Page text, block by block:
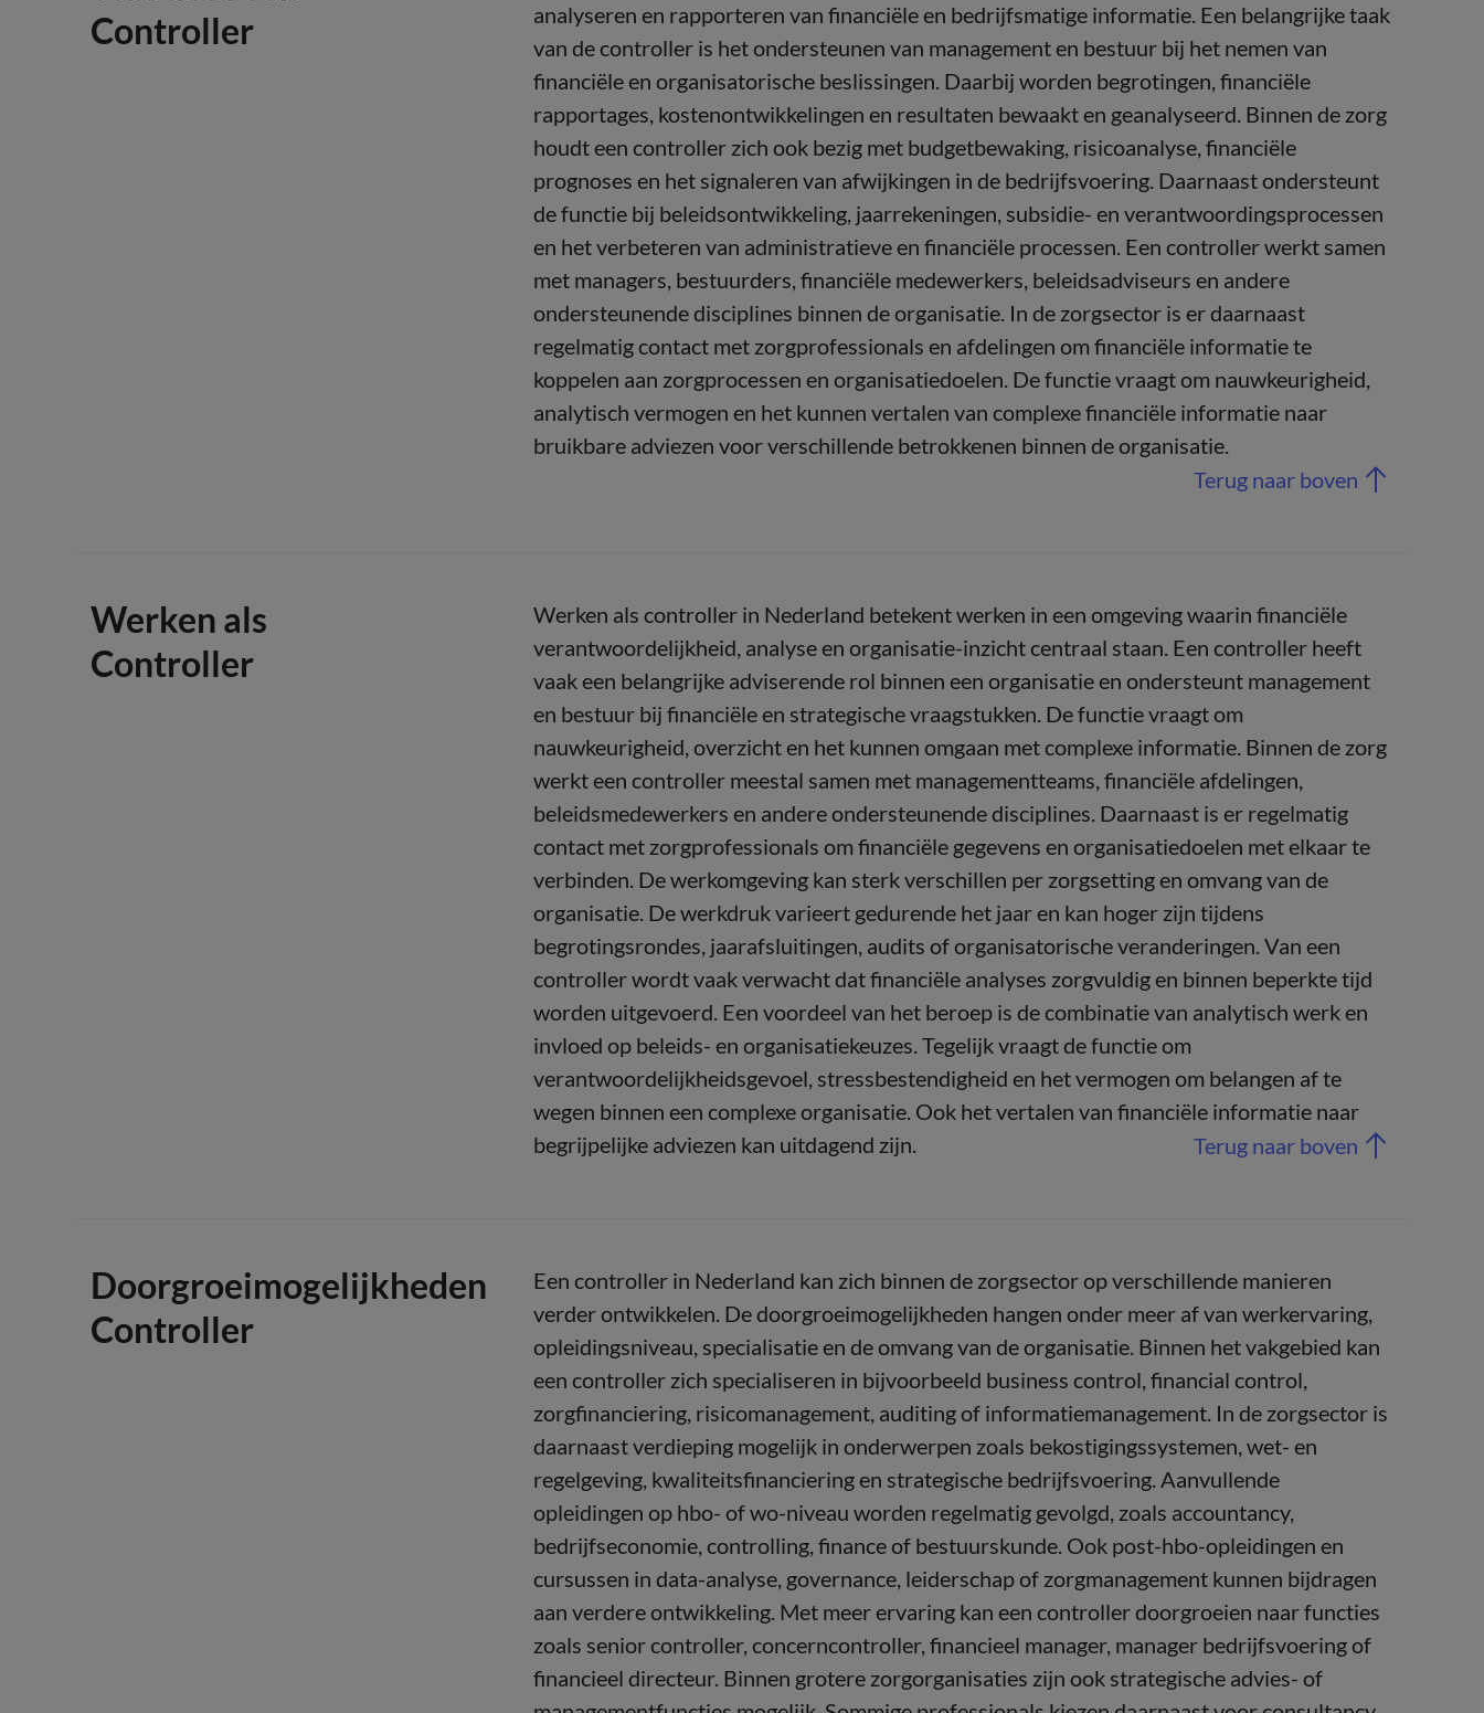
Controller
analyseren en rapporteren van financiële en bedrijfsmatige informatie. Een belangrijke taak
van de controller is het ondersteunen van management en bestuur bij het nemen van
financiële en organisatorische beslissingen. Daarbij worden begrotingen, financiële
rapportages, kostenontwikkelingen en resultaten bewaakt en geanalyseerd. Binnen de zorg
houdt een controller zich ook bezig met budgetbewaking, risicoanalyse, financiële
prognoses en het signaleren van afwijkingen in de bedrijfsvoering. Daarnaast ondersteunt
de functie bij beleidsontwikkeling, jaarrekeningen, subsidie- en verantwoordingsprocessen
en het verbeteren van administratieve en financiële processen. Een controller werkt samen
met managers, bestuurders, financiële medewerkers, beleidsadviseurs en andere
ondersteunende disciplines binnen de organisatie. In de zorgsector is er daarnaast
regelmatig contact met zorgprofessionals en afdelingen om financiële informatie te
koppelen aan zorgprocessen en organisatiedoelen. De functie vraagt om nauwkeurigheid,
analytisch vermogen en het kunnen vertalen van complexe financiële informatie naar
bruikbare adviezen voor verschillende betrokkenen binnen de organisatie.
Terug naar boven
Werken als
Controller
Werken als controller in Nederland betekent werken in een omgeving waarin financiële
verantwoordelijkheid, analyse en organisatie-inzicht centraal staan. Een controller heeft
vaak een belangrijke adviserende rol binnen een organisatie en ondersteunt management
en bestuur bij financiële en strategische vraagstukken. De functie vraagt om
nauwkeurigheid, overzicht en het kunnen omgaan met complexe informatie. Binnen de zorg
werkt een controller meestal samen met managementteams, financiële afdelingen,
beleidsmedewerkers en andere ondersteunende disciplines. Daarnaast is er regelmatig
contact met zorgprofessionals om financiële gegevens en organisatiedoelen met elkaar te
verbinden. De werkomgeving kan sterk verschillen per zorgsetting en omvang van de
organisatie. De werkdruk varieert gedurende het jaar en kan hoger zijn tijdens
begrotingsrondes, jaarafsluitingen, audits of organisatorische veranderingen. Van een
controller wordt vaak verwacht dat financiële analyses zorgvuldig en binnen beperkte tijd
worden uitgevoerd. Een voordeel van het beroep is de combinatie van analytisch werk en
invloed op beleids- en organisatiekeuzes. Tegelijk vraagt de functie om
verantwoordelijkheidsgevoel, stressbestendigheid en het vermogen om belangen af te
wegen binnen een complexe organisatie. Ook het vertalen van financiële informatie naar
begrijpelijke adviezen kan uitdagend zijn.
Terug naar boven
Doorgroeimogelijkheden
Controller
Een controller in Nederland kan zich binnen de zorgsector op verschillende manieren
verder ontwikkelen. De doorgroeimogelijkheden hangen onder meer af van werkervaring,
opleidingsniveau, specialisatie en de omvang van de organisatie. Binnen het vakgebied kan
een controller zich specialiseren in bijvoorbeeld business control, financial control,
zorgfinanciering, risicomanagement, auditing of informatiemanagement. In de zorgsector is
daarnaast verdieping mogelijk in onderwerpen zoals bekostigingssystemen, wet- en
regelgeving, kwaliteitsfinanciering en strategische bedrijfsvoering. Aanvullende
opleidingen op hbo- of wo-niveau worden regelmatig gevolgd, zoals accountancy,
bedrijfseconomie, controlling, finance of bestuurskunde. Ook post-hbo-opleidingen en
cursussen in data-analyse, governance, leiderschap of zorgmanagement kunnen bijdragen
aan verdere ontwikkeling. Met meer ervaring kan een controller doorgroeien naar functies
zoals senior controller, concerncontroller, financieel manager, manager bedrijfsvoering of
financieel directeur. Binnen grotere zorgorganisaties zijn ook strategische advies- of